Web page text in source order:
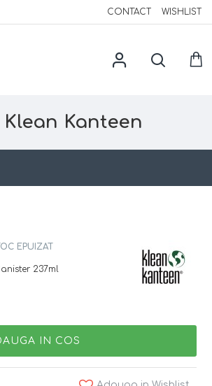
CONTACT WISHLIST
Kanteen
EPUIZAT
237ml
IN COS